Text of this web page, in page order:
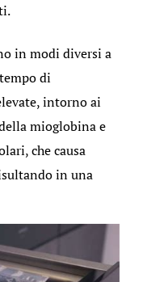
in modi diversi a
di
intorno ai
mioglobina e
che causa
in una